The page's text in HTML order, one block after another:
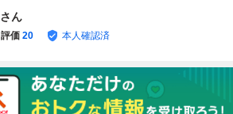
さん
評価 20 本人確認済